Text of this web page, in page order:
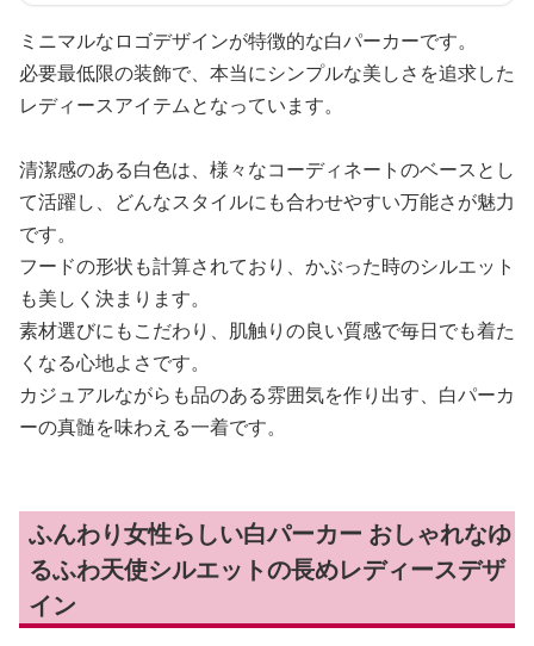
ミニマルなロゴデザインが特徴的な白パーカーです。
必要最低限の装飾で、本当にシンプルな美しさを追求した
レディースアイテムとなっています。
清潔感のある白色は、様々なコーディネートのベースとし
て活躍し、どんなスタイルにも合わせやすい万能さが魅力
です。
フードの形状も計算されており、かぶった時のシルエット
も美しく決まります。
素材選びにもこだわり、肌触りの良い質感で毎日でも着た
くなる心地よさです。
カジュアルながらも品のある雰囲気を作り出す、白パーカ
ーの真髄を味わえる一着です。
ふんわり女性らしい白パーカー おしゃれなゆ
るふわ天使シルエットの長めレディースデザ
イン